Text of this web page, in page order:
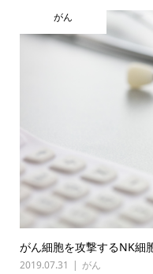
がん
がん細胞を攻撃するNK細
2019.07.31 がん